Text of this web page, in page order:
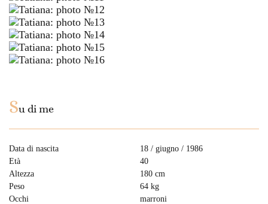
Su di me
Data di nascita
18 / giugno / 1986
Età
40
Altezza
180 cm
Peso
64 kg
Occhi
marroni